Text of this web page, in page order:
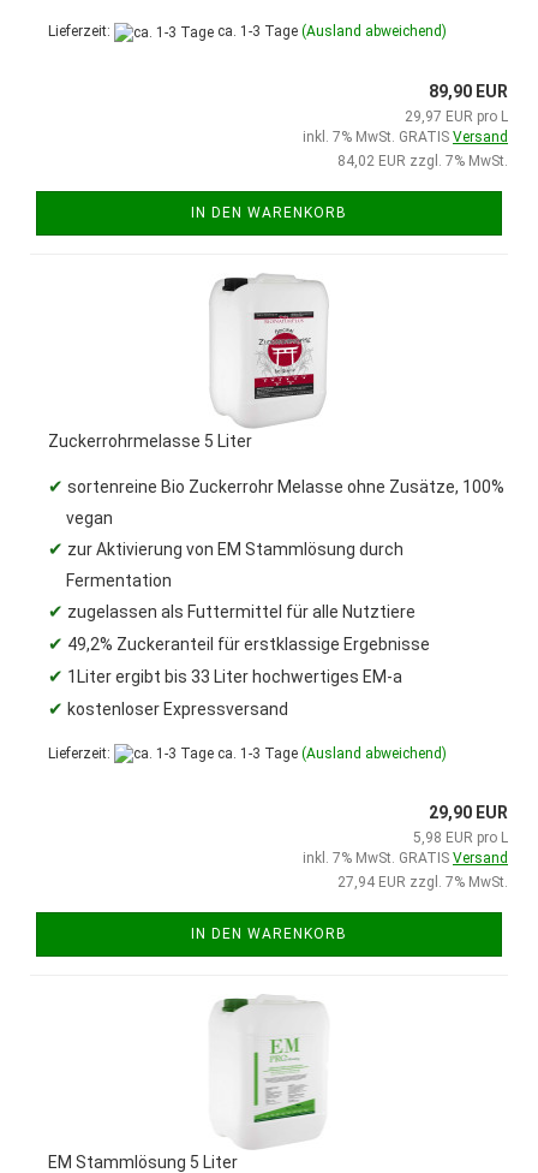
Lieferzeit: ca. 1-3 Tage (Ausland abweichend)
89,90 EUR
29,97 EUR pro L
inkl. 7% MwSt. GRATIS Versand
84,02 EUR zzgl. 7% MwSt.
IN DEN WARENKORB
Zuckerrohrmelasse 5 Liter
✔ sortenreine Bio Zuckerrohr Melasse ohne Zusätze, 100%
vegan
✔ zur Aktivierung von EM Stammlösung durch
Fermentation
✔ zugelassen als Futtermittel für alle Nutztiere
✔ 49,2% Zuckeranteil für erstklassige Ergebnisse
✔ 1Liter ergibt bis 33 Liter hochwertiges EM-a
✔ kostenloser Expressversand
Lieferzeit: ca. 1-3 Tage (Ausland abweichend)
29,90 EUR
5,98 EUR pro L
inkl. 7% MwSt. GRATIS Versand
27,94 EUR zzgl. 7% MwSt.
IN DEN WARENKORB
EM Stammlösung 5 Liter